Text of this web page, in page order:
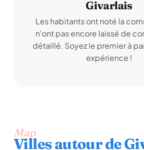
Givarlais
Les habitants ont noté la
n'ont pas encore laissé de
détaillé. Soyez le premier à
expérience !
Map
Villes autour de